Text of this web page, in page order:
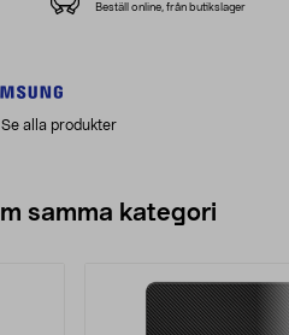
Se alla produkter
Beställ online, från butikslager
samma kategori